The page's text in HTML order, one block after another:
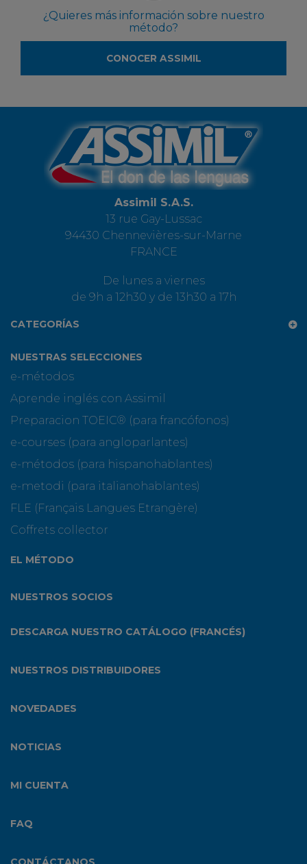
¿Quieres más información sobre nuestro
método?
CONOCER ASSIMIL
Assimil S.A.S.
13 rue Gay-Lussac
94430 Chennevières-sur-Marne
FRANCE
De lunes a viernes
de 9h a 12h30 y de 13h30 a 17h
CATEGORÍAS
NUESTRAS SELECCIONES
e-métodos
Aprende inglés con Assimil
Preparacion TOEIC® (para francófonos)
e-courses (para angloparlantes)
e-métodos (para hispanohablantes)
e-metodi (para italianohablantes)
FLE (Français Langues Etrangère)
Coffrets collector
EL MÉTODO
NUESTROS SOCIOS
DESCARGA NUESTRO CATÁLOGO (FRANCÉS)
NUESTROS DISTRIBUIDORES
NOVEDADES
NOTICIAS
MI CUENTA
FAQ